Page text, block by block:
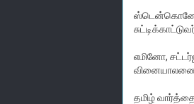
எமினோ,
தமிழ்